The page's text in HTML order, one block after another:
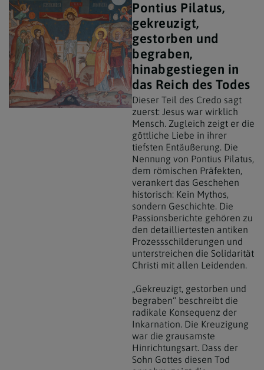
Pontius Pilatus,
gekreuzigt,
gestorben und
begraben,
hinabgestiegen in
das Reich des Todes
Dieser Teil des Credo sagt
zuerst: Jesus war wirklich
Mensch. Zugleich zeigt er die
göttliche Liebe in ihrer
tiefsten Entäußerung. Die
Nennung von Pontius Pilatus,
dem römischen Präfekten,
verankert das Geschehen
historisch: Kein Mythos,
sondern Geschichte. Die
Passionsberichte gehören zu
den detailliertesten antiken
Prozessschilderungen und
unterstreichen die Solidarität
Christi mit allen Leidenden.
„Gekreuzigt, gestorben und
begraben“ beschreibt die
radikale Konsequenz der
Inkarnation. Die Kreuzigung
war die grausamste
Hinrichtungsart. Dass der
Sohn Gottes diesen Tod